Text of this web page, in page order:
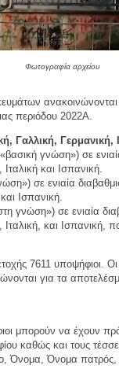
Φωτογραφία αρχείου
περιόδου 2022Α.
Γαλλική, Γερμανική,
γνώση») σε
και Ισπανική.
σε ενιαία
Ισπανική.
γνώση») σε ενιαία
και Ισπανική,
7611 υποψήφιοι. Οι
για τα
μπορούν να έχουν
καθώς και τους
Όνομα, Όνομα πατρός,